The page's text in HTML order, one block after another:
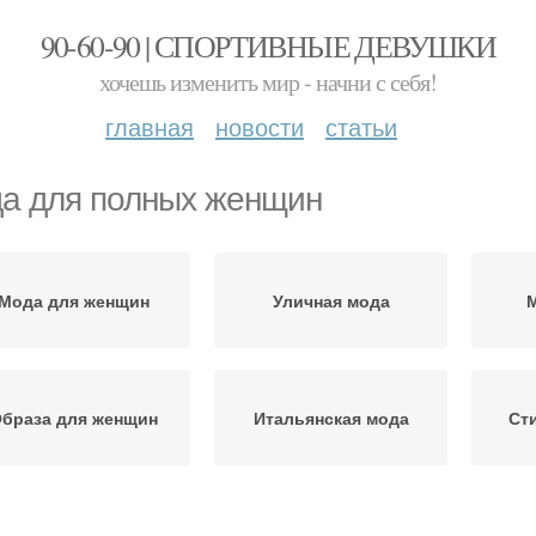
90-60-90 | СПОРТИВНЫЕ ДЕВУШКИ
хочешь изменить мир - начни с себя!
главная новости статьи
для полных женщин
для женщин Уличная мода
для женщин Итальянская мода